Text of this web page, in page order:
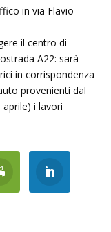
in via Flavio
il centro di
A22: sarà
in corrispondenza
provenienti dal
i lavori